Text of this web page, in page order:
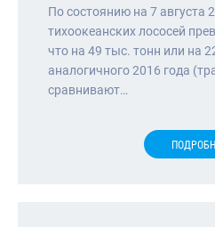
По состоянию на 7 августа
тихоокеанских лососей
что на 49 тыс. тонн или на
аналогичного 2016 года
сравнивают…